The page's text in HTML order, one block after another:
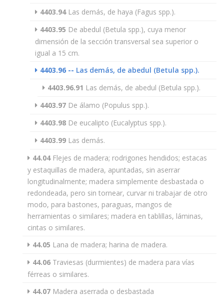
4403.94Las demás, de haya (Fagus spp.).
4403.95 De abedul (Betula spp.), cuya menor
dimensión de la sección transversal sea superior o
igual a 15 cm.
4403.96 -- Las demás, de abedul (Betula spp.).
4403.96.91 Las demás, de abedul (Betula spp.).
4403.97 De álamo (Populus spp.).
4403.98 De eucalipto (Eucalyptus spp.).
4403.99 Las demás.
44.04Flejes de madera; rodrigones hendidos; estacas
y estaquillas de madera, apuntadas, sin aserrar
longitudinalmente; madera simplemente desbastada o
redondeada, pero sin tornear, curvar ni trabajar de otro
modo, para bastones, paraguas, mangos de
herramientas o similares; madera en tablillas, láminas,
cintas o similares.
44.05 Lana de madera; harina de madera.
44.06 Traviesas (durmientes) de madera para vías
férreas o similares.
44.07 Madera aserrada o desbastada